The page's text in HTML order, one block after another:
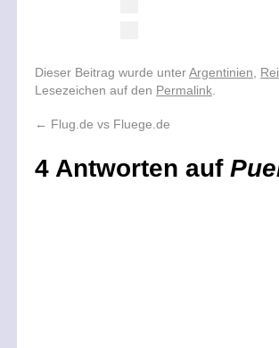
Dieser Beitrag wurde unterArgentinien
Lesezeichen auf den Permalink
← Flug.de vs Fluege.de
4 Antworten auf